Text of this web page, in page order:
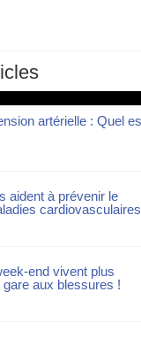
artérielle : Quel
aident à prévenir le
cardiovasculaires
end vivent plus
aux blessures !